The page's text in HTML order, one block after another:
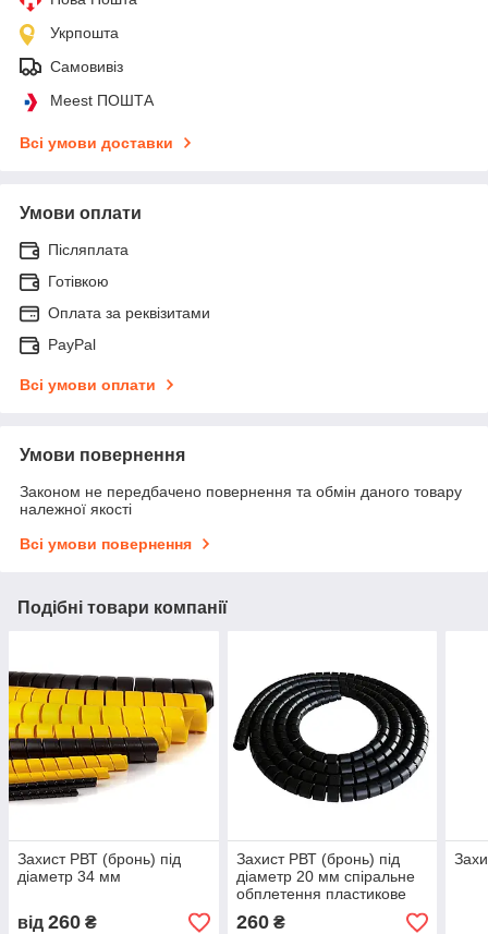
Укрпошта
Самовивіз
Meest ПОШТА
Всі умови доставки
Умови оплати
Післяплата
Готівкою
Оплата за реквізитами
PayPal
Всі умови оплати
Умови повернення
Законом не передбачено повернення та обмін даного товару
належної якості
Всі умови повернення
Подібні товари компанії
Захист РВТ (бронь) під
діаметр 34 мм
від 260 ₴
Захист РВТ (бронь) під
діаметр 20 мм спіральне
обплетення пластикове
гнучке
260₴